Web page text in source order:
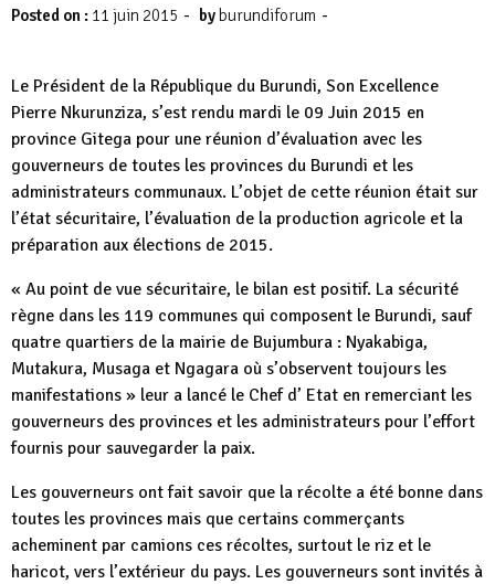
Posted on : 11 juin 2015 - by burundiforum -
Le Président de la République du Burundi, Son Excellence
Pierre Nkurunziza, s’est rendu mardi le 09 Juin 2015 en
province Gitega pour une réunion d’évaluation avec les
gouverneurs de toutes les provinces du Burundi et les
administrateurs communaux. L’objet de cette réunion était sur
l’état sécuritaire, l’évaluation de la production agricole et la
préparation aux élections de 2015.
« Au point de vue sécuritaire, le bilan est positif. La sécurité
règne dans les 119 communes qui composent le Burundi, sauf
quatre quartiers de la mairie de Bujumbura : Nyakabiga,
Mutakura, Musaga et Ngagara où s’observent toujours les
manifestations » leur a lancé le Chef d’ Etat en remerciant les
gouverneurs des provinces et les administrateurs pour l’effort
fournis pour sauvegarder la paix.
Les gouverneurs ont fait savoir que la récolte a été bonne dans
toutes les provinces mais que certains commerçants
acheminent par camions ces récoltes, surtout le riz et le
haricot, vers l’extérieur du pays. Les gouverneurs sont invités à